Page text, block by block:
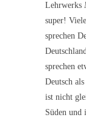
Lehrwerks
super!
sprechen
sprechen
Deutsch
ist nicht
Süden